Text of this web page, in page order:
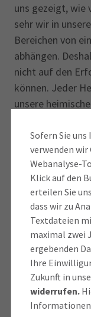
Sofern Sie
verwenden wir
Webanalyse-
Klick auf den
erteilen Sie
dass wir zu
Textdateien
maximal zwei
ergebenden
Ihre
Zukunft in
widerrufen.
uns gezeigt, wie
sehr wir in
Bereichen von
abhängen.
nicht auf den
können. Jeder
unsere
im Landkreis
Lingg,
Garmisch-
Mit
Vertretern der
Partnern
Impulse geben.
aufstelle, so
Arbeitsplätze
Landkreis.“